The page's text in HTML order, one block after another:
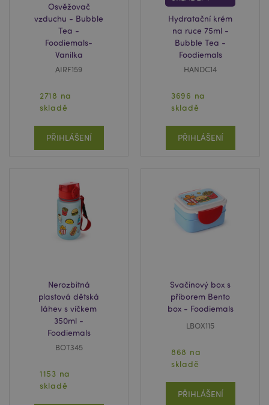
Osvěžovač
vzduchu - Bubble
Tea -
Foodiemals-
Vanilka
AIRF159
2718 na
skladě
PŘIHLÁŠENÍ
Hydratační krém
na ruce 75ml -
Bubble Tea -
Foodiemals
HANDC14
3696 na
skladě
PŘIHLÁŠENÍ
Nerozbitná
plastová dětská
láhev s víčkem
350ml -
Foodiemals
BOT345
1153 na
skladě
Svačinový box s
příborem Bento
box - Foodiemals
LBOX115
868 na
skladě
PŘIHLÁŠENÍ
mage-messages
Adobe Inc.
www.puckator.cz
recently_viewed_product_previous
Adobe Inc.
www.puckator.cz
recently_compared_product_previous
Adobe Inc.
PHP.net
.www.puckator.cz